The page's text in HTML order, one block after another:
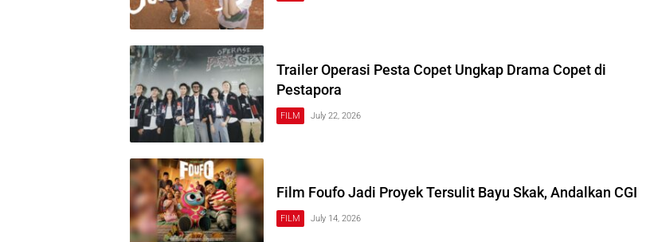
Trailer Operasi Pesta Copet Ungkap Drama Copet di
Pestapora
FILM July 22, 2026
Film Foufo Jadi Proyek Tersulit Bayu Skak, Andalkan CGI
FILM July 14, 2026